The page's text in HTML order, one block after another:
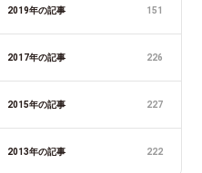
2019年の記事 151
2017年の記事 226
2015年の記事 227
2013年の記事 222